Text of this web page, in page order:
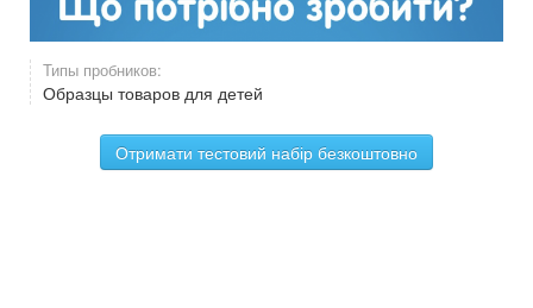
Типы пробников:
Образцы товаров для детей
Отримати тестовий набір безкоштовно